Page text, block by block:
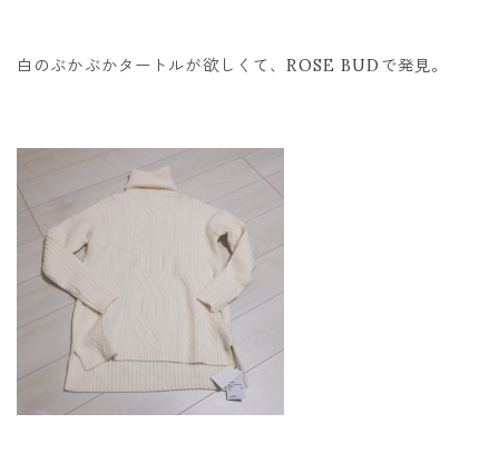
白のぶかぶかタートルが欲しくて、ROSE BUDで発見。